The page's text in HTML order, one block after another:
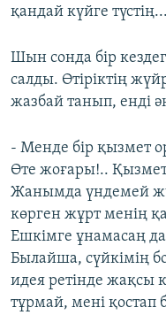
қандай күйге
Шын сонда бір
салды. Өтіріктің
жазбай танып, енді
- Менде бір қызмет
Өте жоғары!..
Жанымда үндемей
көрген жұрт менің
Ешкімге ұнамасаң
Былайша, сүйкімің
идея ретінде жақсы
тұрмай, мені қостап